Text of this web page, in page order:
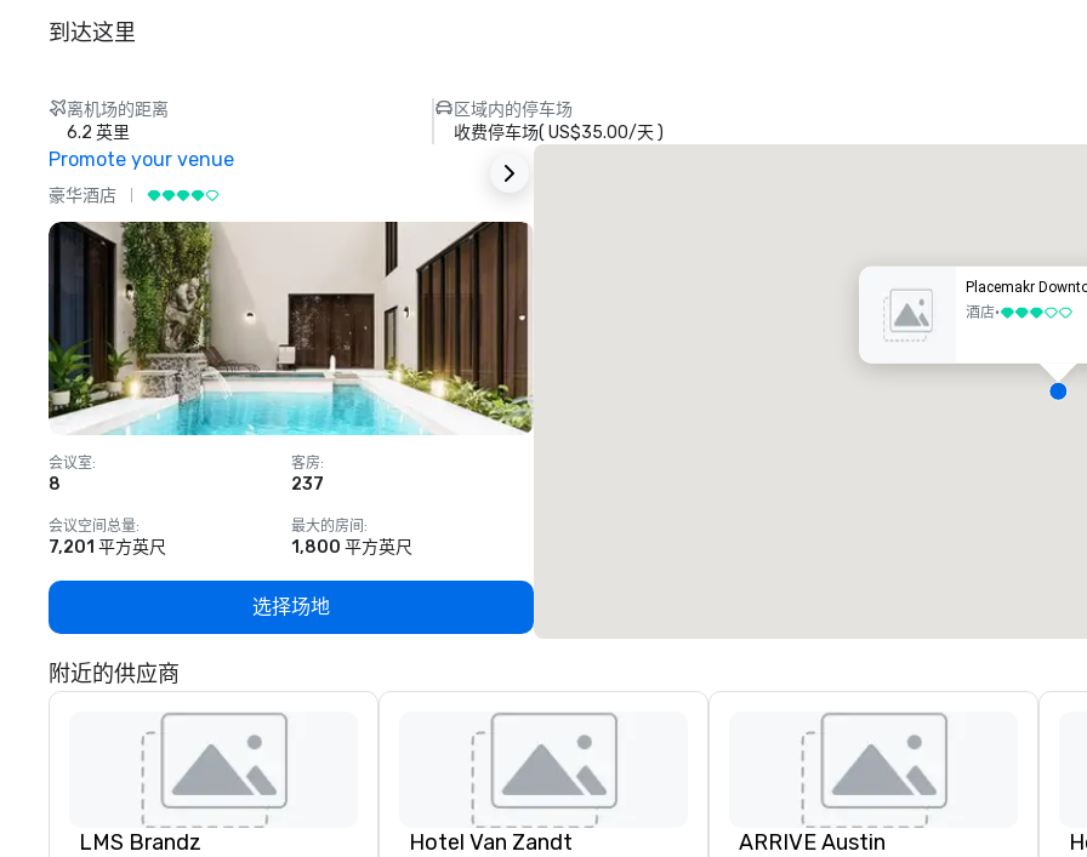
到达这里
离机场的距离
6.2 英里
区域内的停车场
收费停车场( US$35.00/天)
Promote your venue
豪华酒店
会议室:
8
客房:
237
会议空间总量:
7,201 平方英尺
最大的房间 :
1,800 平方英尺
选择场地
Placemakr
酒店•3/5
附近的供应商
LMS Brandz Hotel Van Zandt ARRIVE Austin